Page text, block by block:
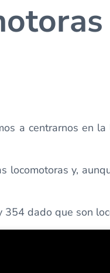
a centrarnos en
y,
dado que son